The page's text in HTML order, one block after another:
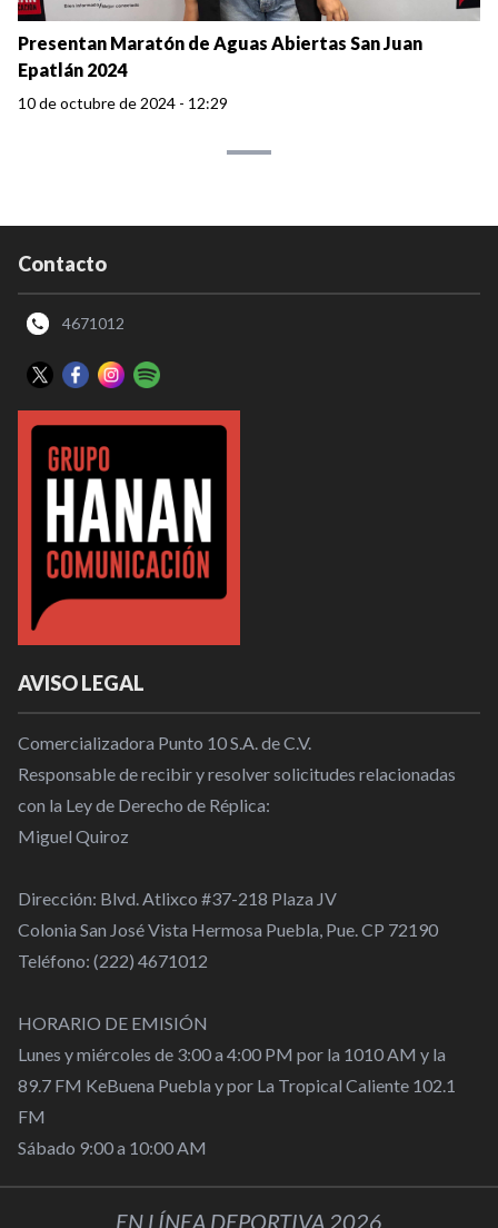
Presentan Maratón de Aguas Abiertas San Juan
Epatlán 2024
10 de octubre de 2024 - 12:29
Contacto
4671012
AVISO LEGAL
Comercializadora Punto 10 S.A. de C.V.
Responsable de recibir y resolver solicitudes relacionadas
con la Ley de Derecho de Réplica:
Miguel Quiroz
Dirección: Blvd. Atlixco #37-218 Plaza JV
Colonia San José Vista Hermosa Puebla, Pue. CP 72190
Teléfono: (222) 4671012
HORARIO DE EMISIÓN
Lunes y miércoles de 3:00 a 4:00 PM por la 1010 AM y la
89.7 FM KeBuena Puebla y por La Tropical Caliente 102.1
FM
Sábado 9:00 a 10:00 AM
EN LÍNEA DEPORTIVA 2026